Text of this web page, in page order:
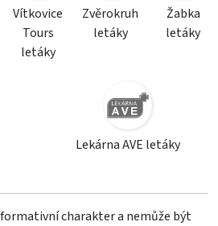
Vítkovice
Tours
letáky
Zvěrokruh
letáky
Žabka
letáky
Lekárna AVE letáky
charakter a nemůže být